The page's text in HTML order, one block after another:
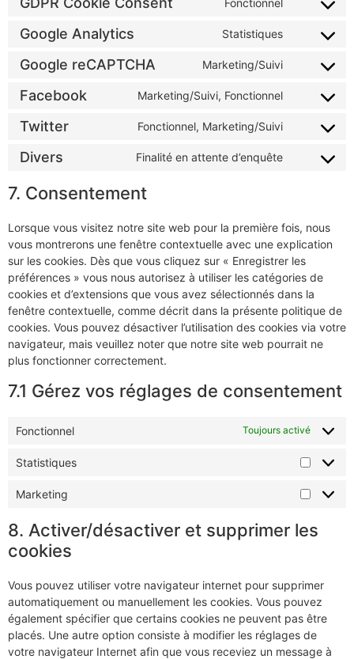
Fonctionnel
Google Analytics Statistiques
Google reCAPTCHA Marketing/Suivi
Facebook Marketing/Suivi, Fonctionnel
Twitter Fonctionnel, Marketing/Suivi
Divers Finalité en attente d’enquête
7. Consentement
Lorsque vous visitez notre site web pour la première fois, nous
vous montrerons une fenêtre contextuelle avec une explication
sur les cookies. Dès que vous cliquez sur « Enregistrer les
préférences » vous nous autorisez à utiliser les catégories de
cookies et d’extensions que vous avez sélectionnés dans la
fenêtre contextuelle, comme décrit dans la présente politique de
cookies. Vous pouvez désactiver l’utilisation des cookies via votre
navigateur, mais veuillez noter que notre site web pourrait ne
plus fonctionner correctement.
7.1 Gérez vos réglages de consentement
Fonctionnel Toujours activé
Statistiques
Marketing
8. Activer/désactiver et supprimer les
cookies
Vous pouvez utiliser votre navigateur internet pour supprimer
automatiquement ou manuellement les cookies. Vous pouvez
également spécifier que certains cookies ne peuvent pas être
placés. Une autre option consiste à modifier les réglages de
votre navigateur Internet afin que vous receviez un message à